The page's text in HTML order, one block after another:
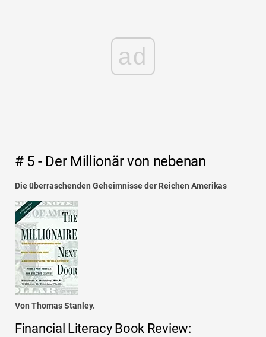
ad
# 5 - Der Millionär von nebenan
Die überraschenden Geheimnisse der Reichen Amerikas
Von Thomas Stanley.
Financial Literacy Book Review: